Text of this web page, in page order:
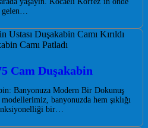
gelen…
Cam Duşakabin
Banyonuza Modern Bir Dokunuş
banyonuzda hem şıklığı
bir…